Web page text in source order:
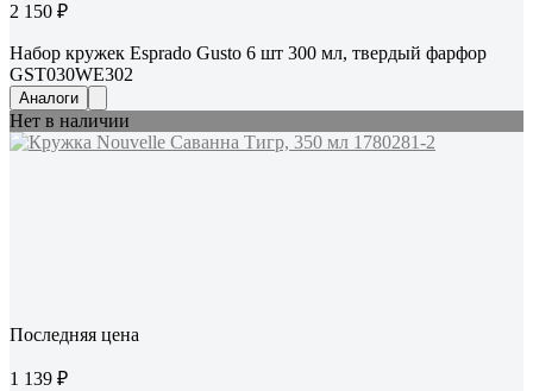
2 150 ₽
Набор кружек Esprado Gusto 6 шт 300 мл, твердый фарфор
GST030WE302
Аналоги
Нет в наличии
Последняя цена
1 139 ₽